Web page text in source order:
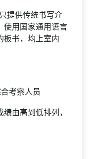
供传统书写介
使用国家通用语言
板书，均上室内
考察人员
由高到低排列，